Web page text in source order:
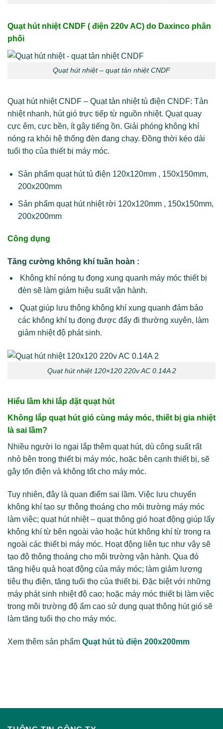
Quạt hút nhiệt CNDF ( điện 220v AC) do Daxinco phân
phối
Quạt hút nhiệt – quạt tản nhiệt CNDF
Quạt hút nhiệt CNDF – Quạt tản nhiệt tủ điện CNDF: Tản
nhiệt nhanh, hút gió trực tiếp từ nguồn nhiệt. Quạt quay
cực êm, cực bền, ít gây tiếng ồn. Giải phóng không khí
nóng ra khỏi hệ thống đèn đang chạy. Đồng thời kéo dài
tuổi thọ của thiết bị máy móc.
Sản phẩm quạt hút tủ điện 120x120mm , 150x150mm,
200x200mm
Sản phẩm quạt hút nhiệt rời 120x120mm , 150x150mm,
200x200mm
Công dụng
Tăng cường không khí tuần hoàn :
Không khí nóng tụ đọng xung quanh máy móc thiết bị
đèn sẽ làm giảm hiệu suất vận hành.
Quạt giúp lưu thông không khí xung quanh đảm bảo
các không khí tụ đọng được đẩy đi thường xuyên, làm
giảm nhiệt độ phát sinh.
Quạt hút nhiệt 120×120 220v AC 0.14A 2
Hiểu lầm khi lắp đặt quạt hút
Không lắp quạt hút gió cùng máy móc, thiết bị gia nhiệt
là sai lầm?
Nhiều người lo ngại lắp thêm quạt hút, dù công suất rất
nhỏ bên trong thiết bị máy móc, hoặc bên cạnh thiết bị, sẽ
gây tốn điện và không tốt cho máy móc.
Tuy nhiên, đây là quan điểm sai lầm. Việc lưu chuyển
không khí tạo sự thông thoáng cho môi trường máy móc
làm việc; quạt hút nhiệt – quạt thông gió hoạt động giúp lấy
không khí từ bên ngoài vào hoặc hút không khí từ trong ra
ngoài các thiết bị máy móc. Hoạt động liên tục như vậy sẽ
tạo độ thông thoáng cho môi trường vận hành. Qua đó
tăng hiệu quả hoạt động của máy móc; làm giảm lượng
tiêu thụ điện, tăng tuổi thọ của thiết bị. Đặc biệt với những
máy phát sinh nhiệt độ cao; hoặc máy móc thiết bị làm việc
trong môi trường độ ẩm cao sử dụng quạt thông hút gió sẽ
làm tăng tuổi thọ cho máy móc.
Xem thêm sản phẩm Quạt hút tủ điện 200x200mm